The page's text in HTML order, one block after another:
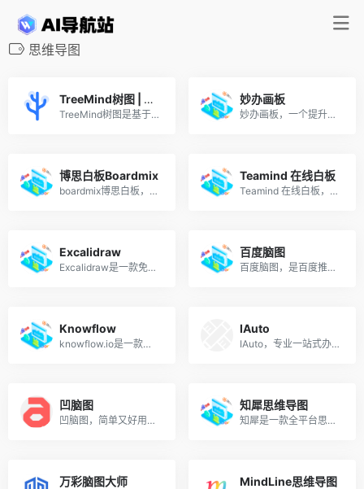
思维导图
TreeMind树图 | 思维导图
TreeMind树图是基于AI人工智能的在线思维导图工具。提供海量知识导图、素材资源，支持一键AI生成导图；分屏浏览，边看资料边做导图。
妙办画板
妙办画板，一个提升您与团队效率的在线实时协作空间，集AI创作、思维导图、分析模型、头脑风暴多种创意表达能力于一体。
博思白板Boardmix
boardmix博思白板，集AIGC，一键PPT，思维导图，笔记文档多种创意表达能力于一体，将团队工作效率提升到新的层次。
Teamind 在线白板
Teamind 在线白板，一款简约、强大、支持多人协作的在线白板，无需下载即可使用，被广泛用于头脑风暴、复盘、协同创作、问题讨论、企业内外训、敏捷开发等一系列场景。
Excalidraw
Excalidraw是一款免费的在线白板和手绘风格的绘图工具。
百度脑图
百度脑图，是百度推出的在线思维导图工具，一款便捷的脑图编辑工具，在线、云同步、完全免费。
Knowflow
knowflow.io是一款来自俄罗斯的思维导图工具，中文译名为“知识流”，强调运用知识卡片来制作思维导图。
IAuto
IAuto，专业一站式办公绘图利器，是您职场的好帮手！
凹脑图
凹脑图，简单又好用的在线思维导图，无需下载，用完即走。
知犀思维导图
知犀是一款全平台思维导图和思维图示软件，轻颜易用，可多人协作理思路/记灵感/做规划/写笔记，多端云同步，节点无限制。
万彩脑图大师 MindLine思维导图